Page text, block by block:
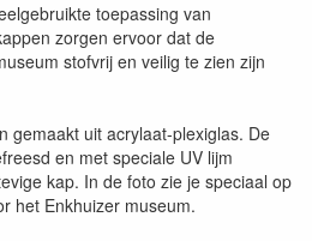
toepassing van
zorgen ervoor dat de
stofvrij en veilig te zien zijn
gemaakt uit acrylaat-plexiglas. De
en met speciale UV lijm
kap. In de foto zie je speciaal op
het Enkhuizer museum.